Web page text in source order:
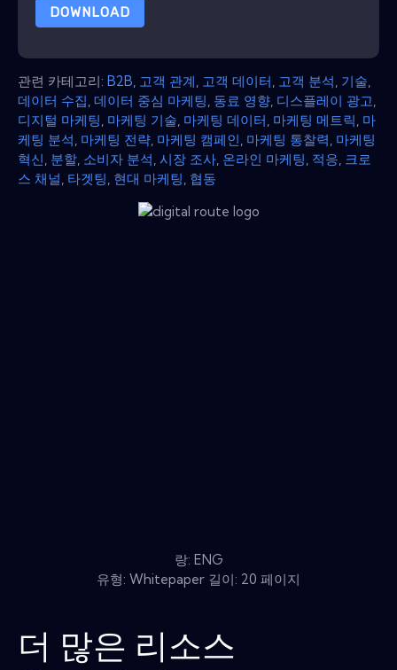
DOWNLOAD
관련 카테고리: B2B 고객 관계 고객 데이터 고객 분석 기술
데이터 수집 데이터 중심 마케팅 동료 영향 디스플레이 광고
디지털 마케팅 마케팅 기술 마케팅 데이터 마케팅 메트릭 마
케팅 분석 마케팅 전략 마케팅 캠페인 마케팅 통찰력 마케팅
혁신 분할 소비자 분석 시장 조사 온라인 마케팅 적응 크로
스 채널 타겟팅 현대 마케팅 협동
랑: ENG
유형: Whitepaper 길이: 20 페이지
더 많은 리소스